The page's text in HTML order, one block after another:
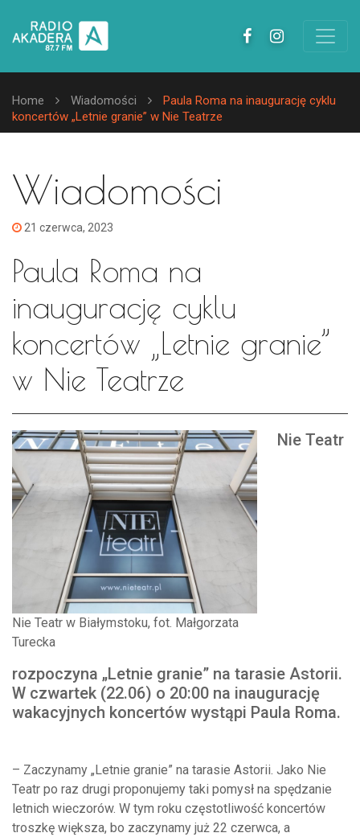
Home Wiadomości
Paula Roma na inaugurację cyklu
koncertów „Letnie granie” w Nie Teatrze
Wiadomości
21 czerwca, 2023
Paula Roma na
inaugurację cyklu
koncertów „Letnie granie”
w Nie Teatrze
Nie Teatr w Białymstoku, fot. Małgorzata
Turecka
Nie Teatr
rozpoczyna „Letnie granie” na tarasie Astorii.
W czwartek (22.06) o 20:00 na inaugurację
wakacyjnych koncertów wystąpi Paula Roma.
– Zaczynamy „Letnie granie” na tarasie Astorii. Jako Nie
Teatr po raz drugi proponujemy taki pomysł na spędzanie
letnich wieczorów. W tym roku częstotliwość koncertów
troszkę większa, bo zaczynamy już 22 czerwca, a